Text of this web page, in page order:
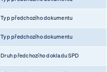
Typ předchozího dokumentu
Typ předchozího dokumentu
Druh předchozího dokladu SPD